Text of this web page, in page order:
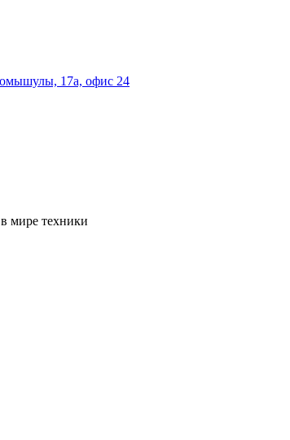
17а, офис 24
мире техники